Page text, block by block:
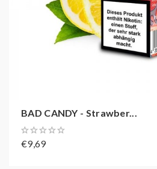
Durch die bessere
weniger Akkuleistung und vor
von ehemaligen Rauchern
BAD CANDY - Strawber...
€9,69